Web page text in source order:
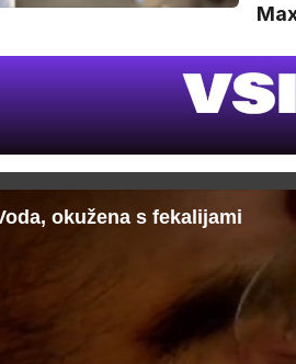
okužena s fekalijami